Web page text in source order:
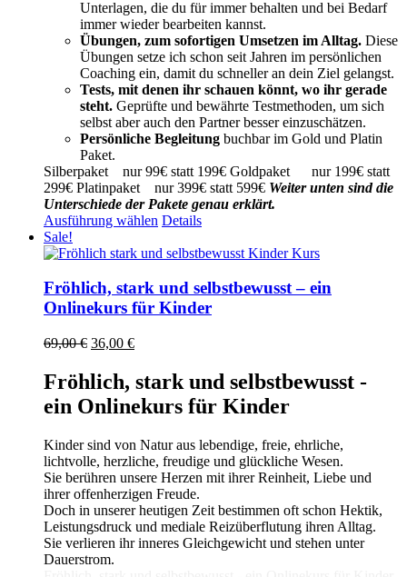
Unterlagen, die du für immer behalten und bei Bedarf
immer wieder bearbeiten kannst.
Übungen, zum sofortigen Umsetzen im Alltag. Diese
Übungen setze ich schon seit Jahren im persönlichen
Coaching ein, damit du schneller an dein Ziel gelangst.
Tests, mit denen ihr schauen könnt, wo ihr gerade
steht. Geprüfte und bewährte Testmethoden, um sich
selbst aber auch den Partner besser einzuschätzen.
Persönliche Begleitung buchbar im Gold und Platin
Paket.
Silberpaket nur 99€ statt 199€ Goldpaket nur 199€ statt
299€ Platinpaket nur 399€ statt 599€ Weiter unten sind die
Unterschiede der Pakete genau erklärt.
Ausführung wählen Dieses
weist
Varianten
auf.
Die
der
Produktseite
gewählt
Details
Sale!
Fröhlich, stark und selbstbewusst – ein
Onlinekurs für Kinder
69,00€ Ursprünglicher
war:
69,00 €
36,00 €Aktueller
ist:
36,00 €.
Fröhlich, stark und selbstbewusst -
ein Onlinekurs für Kinder
Kinder sind von Natur aus lebendige, freie, ehrliche,
lichtvolle, herzliche, freudige und glückliche Wesen.
Sie berühren unsere Herzen mit ihrer Reinheit, Liebe und
ihrer offenherzigen Freude.
Doch in unserer heutigen Zeit bestimmen oft schon Hektik,
Leistungsdruck und mediale Reizüberflutung ihren Alltag.
Sie verlieren ihr inneres Gleichgewicht und stehen unter
Dauerstrom.